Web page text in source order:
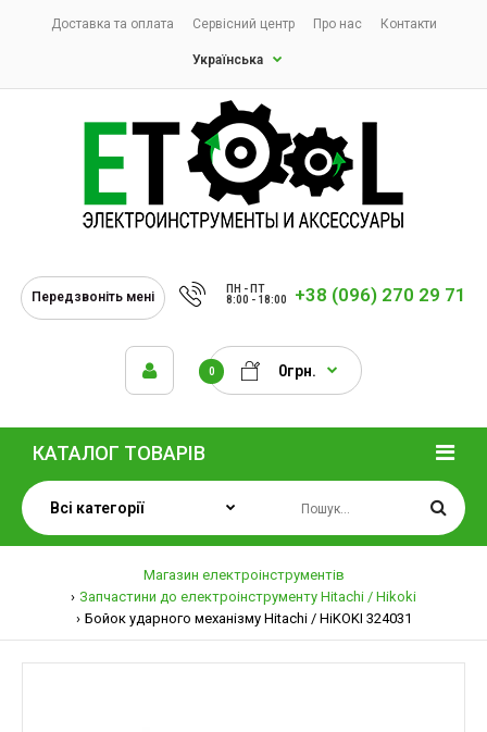
Доставка та оплата Сервісний центр Про нас Контакти
Українська
Передзвоніть мені
ПН - ПТ
8:00 - 18:00
+38 (096) 270 29 71
0 0грн.
КАТАЛОГ ТОВАРІВ
Магазин електроінструментів
Запчастини до електроінструменту Hitachi / Hikoki
Бойок ударного механізму Hitachi / HiKOKI 324031